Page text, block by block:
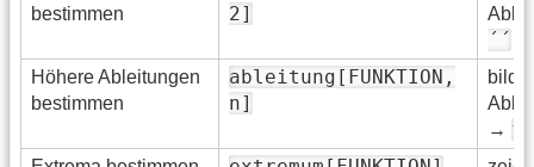
bestimmen
2]
´´
Höhere Ableitungen
bestimmen
ableitung[FUNKTION,
n]
→